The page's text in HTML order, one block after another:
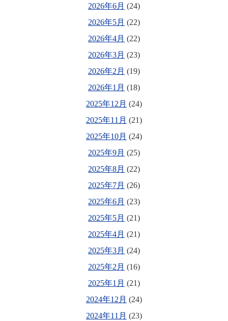
2026年6月 (24)
2026年5月 (22)
2026年4月 (22)
2026年3月 (23)
2026年2月 (19)
2026年1月 (18)
2025年12月 (24)
2025年11月 (21)
2025年10月 (24)
2025年9月 (25)
2025年8月 (22)
2025年7月 (26)
2025年6月 (23)
2025年5月 (21)
2025年4月 (21)
2025年3月 (24)
2025年2月 (16)
2025年1月 (21)
2024年12月 (24)
2024年11月 (23)